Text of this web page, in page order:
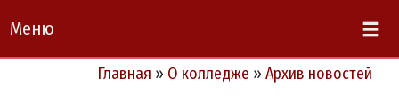
Меню
Главная » О колледже » Архив новостей